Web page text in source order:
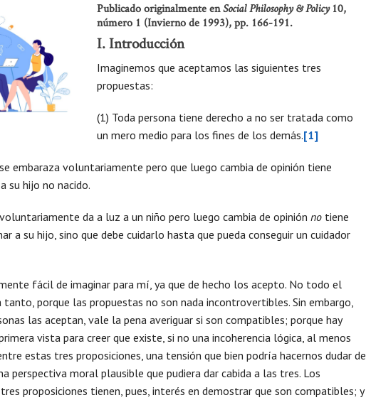
Publicado originalmente enSocial Philosophy & Policy10,
número 1 (Invierno de 1993), pp. 166-191.
I. Introducción
Imaginemos que aceptamos las siguientes tres
propuestas:
(1) Toda persona tiene derecho a no ser tratada como
un mero medio para los fines de los demás.[1]
embaraza voluntariamente pero que luego cambia de opinión tiene
su hijo no nacido.
da a luz a un niño pero luego cambia de opinión no tiene
a su hijo, sino que debe cuidarlo hasta que pueda conseguir un cuidador
fácil de imaginar para mí, ya que de hecho los acepto. No todo el
tanto, porque las propuestas no son nada incontrovertibles. Sin embargo,
las aceptan, vale la pena averiguar si son compatibles; porque hay
vista para creer que existe, si no una incoherencia lógica, al menos
estas tres proposiciones, una tensión que bien podría hacernos dudar de
perspectiva moral plausible que pudiera dar cabida a las tres. Los
proposiciones tienen, pues, interés en demostrar que son compatibles; y